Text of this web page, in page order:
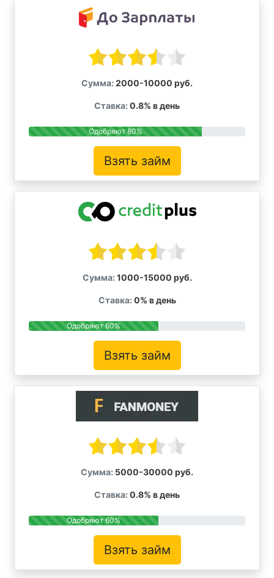
Сумма: 2000-10000 руб.
Ставка: 0.8% в день
Одобряют 80%
Взять займ
Сумма: 1000-15000 руб.
Ставка: 0% в день
Одобряют 60%
Взять займ
Сумма: 5000-30000 руб.
Ставка: 0.8% в день
Одобряют 60%
Взять займ